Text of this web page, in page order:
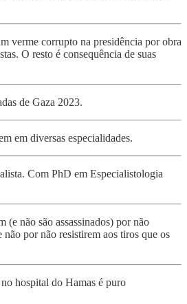
verme corrupto na presidência por obra
O resto é consequência de suas
de Gaza 2023.
em diversas especialidades.
Com PhD em Especialistologia
(e não são assassinados) por não
não por não resistirem aos tiros que os
hospital do Hamas é puro